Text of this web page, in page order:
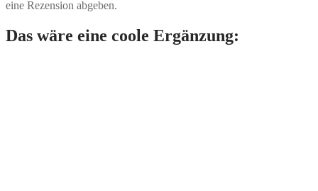
eine Rezension abgeben.
Das wäre eine coole Ergänzung: